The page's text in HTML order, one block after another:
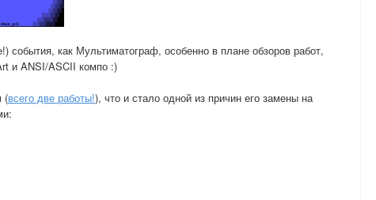
события, как Мультиматограф, особенно в плане обзоров работ,
и ANSI/ASCII компо :)
(всего две работы!), что и стало одной из причин его замены на